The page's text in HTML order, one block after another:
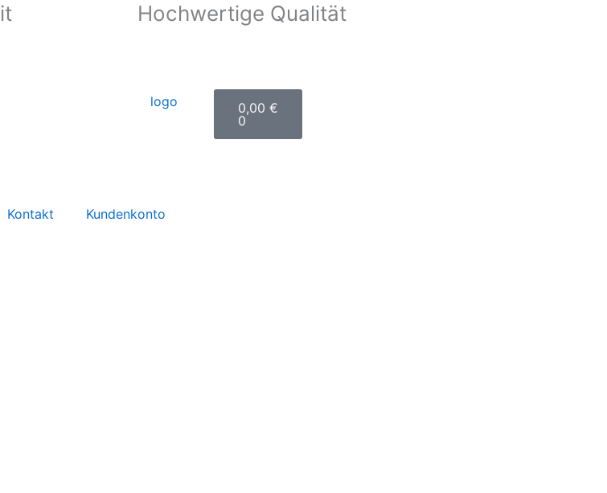
Hochwertige Qualität
0,00 €
0
Warenkorb
Kontakt Kundenkonto